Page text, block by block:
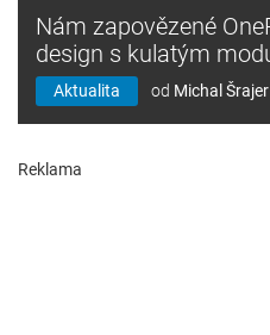
Nám zapovězené
design s kulatým
Aktualita od Michal Šrajer
Reklama